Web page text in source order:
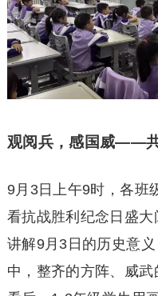
观阅兵，感国威——
9月3日上午9时，各班
看抗战胜利纪念日盛
讲解9月3日的历史意
中，整齐的方阵、威